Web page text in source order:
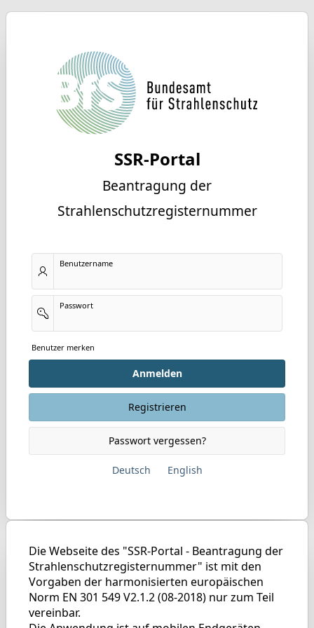
SSR-Portal
Beantragung der
Strahlenschutzregisternummer
Benutzername
Passwort
Benutzer merken
Anmelden
Registrieren
Passwort vergessen?
Deutsch English
Die Webseite des "SSR-Portal - Beantragung der
Strahlenschutzregisternummer" ist mit den
Vorgaben der harmonisierten europäischen
Norm EN 301 549 V2.1.2 (08-2018) nur zum Teil
vereinbar.